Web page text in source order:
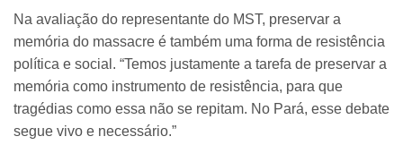
Na avaliação do representante do MST, preservar a
memória do massacre é também uma forma de resistência
política e social. “Temos justamente a tarefa de preservar a
memória como instrumento de resistência, para que
tragédias como essa não se repitam. No Pará, esse debate
segue vivo e necessário.”